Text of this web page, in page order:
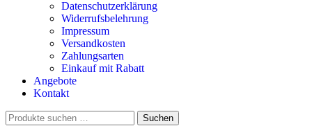
Datenschutzerklärung
Widerrufsbelehrung
Impressum
Versandkosten
Zahlungsarten
Einkauf mit Rabatt
Angebote
Kontakt
Suchen
nach:
Suchen